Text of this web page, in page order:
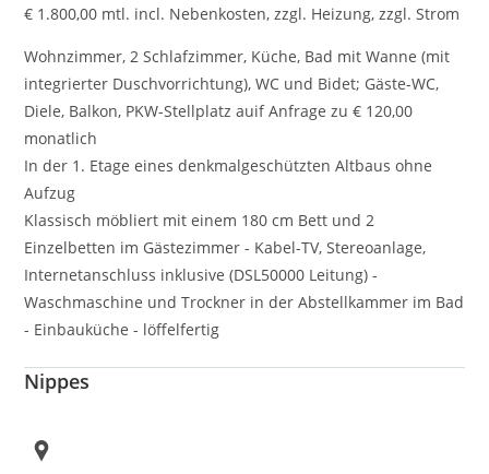
€ 1.800,00 mtl. incl. Nebenkosten, zzgl. Heizung, zzgl. Strom
Wohnzimmer, 2 Schlafzimmer, Küche, Bad mit Wanne (mit
integrierter Duschvorrichtung), WC und Bidet; Gäste-WC,
Diele, Balkon, PKW-Stellplatz auif Anfrage zu € 120,00
monatlich
In der 1. Etage eines denkmalgeschützten Altbaus ohne
Aufzug
Klassisch möbliert mit einem 180 cm Bett und 2
Einzelbetten im Gästezimmer - Kabel-TV, Stereoanlage,
Internetanschluss inklusive (DSL50000 Leitung) -
Waschmaschine und Trockner in der Abstellkammer im Bad
- Einbauküche - löffelfertig
Nippes